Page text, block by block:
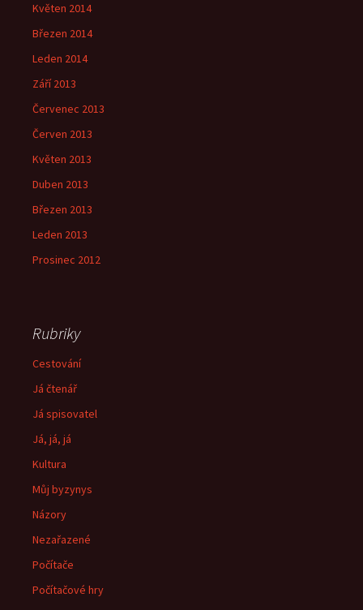
Květen 2014
Březen 2014
Leden 2014
Září 2013
Červenec 2013
Červen 2013
Květen 2013
Duben 2013
Březen 2013
Leden 2013
Prosinec 2012
Rubriky
Cestování
Já čtenář
Já spisovatel
Já, já, já
Kultura
Můj byzynys
Názory
Nezařazené
Počítače
Počítačové hry